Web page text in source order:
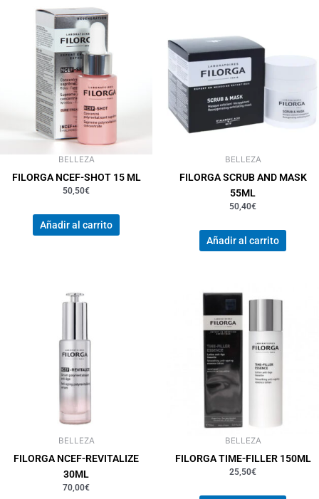
BELLEZA
FILORGA NCEF-SHOT 15 ML
50,50€
Añadir al carrito
BELLEZA
FILORGA SCRUB AND MASK
55ML
50,40€
Añadir al carrito
BELLEZA
FILORGA NCEF-REVITALIZE
30ML
70,00€
BELLEZA
FILORGA TIME-FILLER 150ML
25,50€